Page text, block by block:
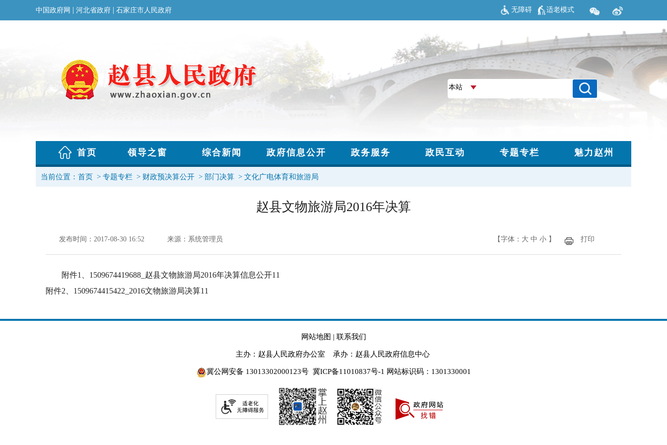
无障碍 适老模式
当前位置： 首页 > 专题专栏 > 财政预决算公开 > 部门决算 > 文化广电体育和旅游局
赵县文物旅游局2016年决算
发布时间：2017-08-30 16:52 来源：系统管理员 【字体： 大 中 小 】 打印
附件1、 1509674419688_赵县文物旅游局2016年决算信息公开11
附件2、 1509674415422_2016文物旅游局决算11